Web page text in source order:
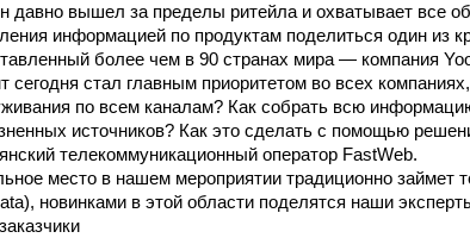
давно вышел за пределы ритейла и охватывает все
информацией по продуктам поделиться один из
более чем в 90 странах мира — компания
сегодня стал главным приоритетом во всех
по всем каналам? Как собрать всю
источников? Как это сделать с помощью
телекоммуникационный оператор FastWeb.
место в нашем мероприятии традиционно займет
новинками в этой области поделятся наши